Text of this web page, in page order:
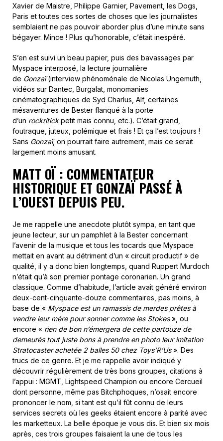
Xavier de Maistre, Philippe Garnier, Pavement, les Dogs,
Paris et toutes ces sortes de choses que les journalistes
semblaient ne pas pouvoir aborder plus d’une minute sans
bégayer. Mince ! Plus qu’honorable, c’était inespéré.
S’en est suivi un beau papier, puis des bavassages par
Myspace interposé, la lecture journalière
de Gonzaï(interview phénoménale de Nicolas Ungemuth,
vidéos sur Dantec, Burgalat, monomanies
cinématographiques de Syd Charlus, Alf, certaines
mésaventures de Bester flanqué à la porte
d’un rockritickpetit mais connu, etc.). C’était grand,
foutraque, juteux, polémique et frais ! Et ça l’est toujours !
Sans Gonzaï, on pourrait faire autrement, mais ce serait
largement moins amusant.
MATT OÏ : COMMENTATEUR
HISTORIQUE ET GONZAÏ PASSÉ À
L’OUEST DEPUIS PEU.
Je me rappelle une anecdote plutôt sympa, en tant que
jeune lecteur, sur un pamphlet à la Bester concernant
l’avenir de la musique et tous les tocards que Myspace
mettait en avant au détriment d’un « circuit productif » de
qualité, il y a donc bien longtemps, quand Ruppert Murdoch
n’était qu’à son premier pontage coronarien. Un grand
classique. Comme d’habitude, l’article avait généré environ
deux-cent-cinquante-douze commentaires, pas moins, à
base de « Myspace est un ramassis de merdes prêtes à
vendre leur mère pour sonner comme les Stokes», ou
encore « rien de bon n’émergera de cette partouze de
demeurés tout juste bons à prendre en photo leur imitation
Stratocaster achetée 2 balles 50 chez Toys’R’Us». Des
trucs de ce genre. Et je me rappelle avoir indiqué y
découvrir régulièrement de très bons groupes, citations à
l’appui : MGMT, Lightspeed Champion ou encore Cercueil
dont personne, même pas Bitchphoques, n’osait encore
prononcer le nom, si tant est qu’il fût connu de leurs
services secrets où les geeks étaient encore à parité avec
les marketteux. La belle époque je vous dis. Et bien six mois
après, ces trois groupes faisaient la une de tous les